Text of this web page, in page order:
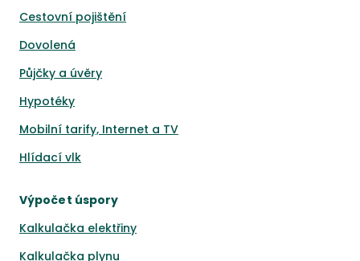
Cestovní pojištění
Dovolená
Půjčky a úvěry
Hypotéky
Mobilní tarify, Internet a TV
Hlídací vlk
Výpočet úspory
Kalkulačka elektřiny
Kalkulačka plynu